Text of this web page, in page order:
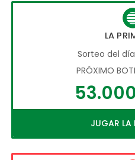
LA
Sorteo del
PRÓXIMO
JUGAR LA